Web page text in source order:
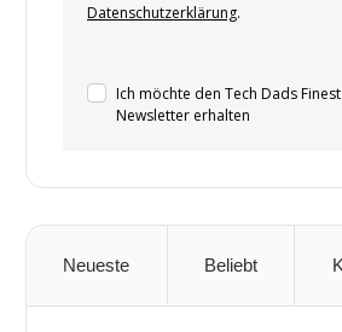
Datenschutzerklärung.
Ich möchte den Tech Dads Finest
Newsletter erhalten
Neueste Beliebt